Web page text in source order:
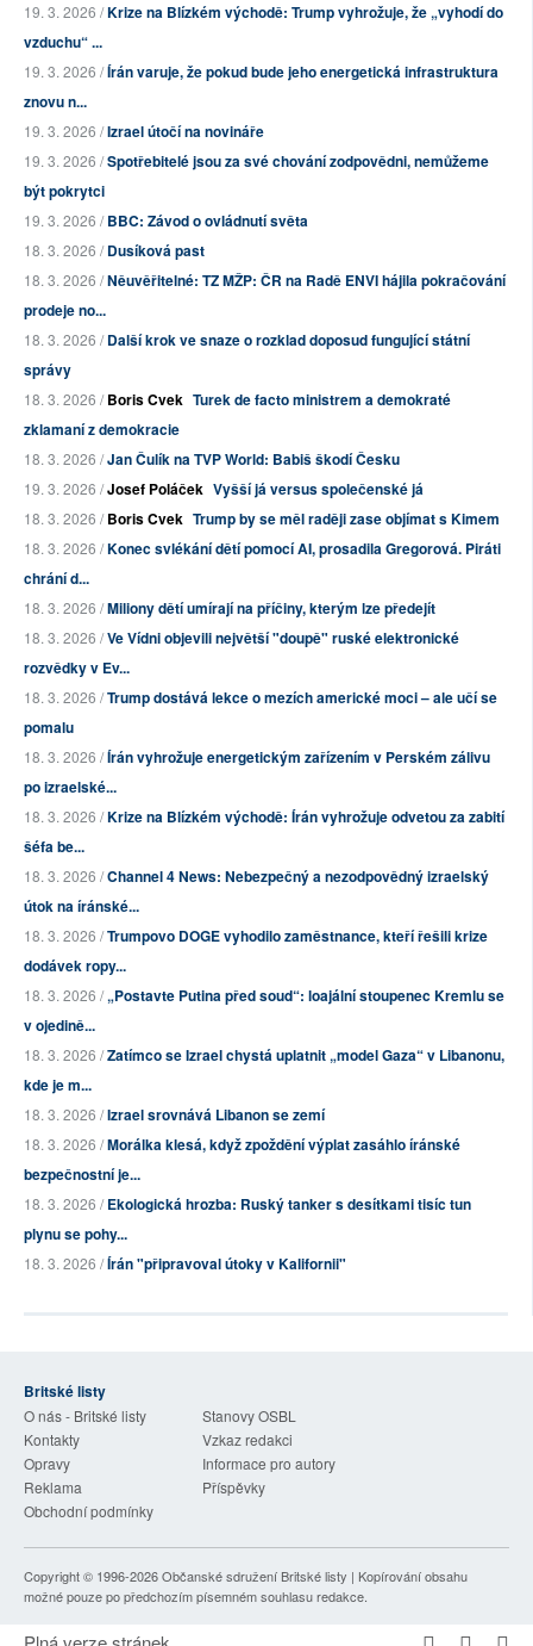
19. 3. 2026 /Krize na Blízkém východě: Trump vyhrožuje, že „vyhodí do
vzduchu“ ...
19. 3. 2026 /Írán varuje, že pokud bude jeho energetická infrastruktura
znovu n...
19. 3. 2026 /Izrael útočí na novináře
19. 3. 2026 /Spotřebitelé jsou za své chování zodpovědni, nemůžeme
být pokrytci
19. 3. 2026 /BBC: Závod o ovládnutí světa
18. 3. 2026 /Dusíková past
18. 3. 2026 /Něuvěřitelné: TZ MŽP: ČR na Radě ENVI hájila pokračování
prodeje no...
18. 3. 2026 /Další krok ve snaze o rozklad doposud fungující státní
správy
18. 3. 2026 /Boris Cvek Turek de facto ministrem a demokraté
zklamaní z demokracie
18. 3. 2026 /Jan Čulík na TVP World: Babiš škodí Česku
19. 3. 2026 /Josef Poláček Vyšší já versus společenské já
18. 3. 2026 /Boris Cvek Trump by se měl raději zase objímat s Kimem
18. 3. 2026 /Konec svlékání dětí pomocí AI, prosadila Gregorová. Piráti
chrání d...
18. 3. 2026 /Miliony dětí umírají na příčiny, kterým lze předejít
18. 3. 2026 /Ve Vídni objevili největší "doupě" ruské elektronické
rozvědky v Ev...
18. 3. 2026 /Trump dostává lekce o mezích americké moci – ale učí se
pomalu
18. 3. 2026 /Írán vyhrožuje energetickým zařízením v Perském zálivu
po izraelské...
18. 3. 2026 /Krize na Blízkém východě: Írán vyhrožuje odvetou za zabití
šéfa be...
18. 3. 2026 /Channel 4 News: Nebezpečný a nezodpovědný izraelský
útok na íránské...
18. 3. 2026 /Trumpovo DOGE vyhodilo zaměstnance, kteří řešili krize
dodávek ropy...
18. 3. 2026 /„Postavte Putina před soud“: loajální stoupenec Kremlu se
v ojedině...
18. 3. 2026 /Zatímco se Izrael chystá uplatnit „model Gaza“ v Libanonu,
kde je m...
18. 3. 2026 /Izrael srovnává Libanon se zemí
18. 3. 2026 /Morálka klesá, když zpoždění výplat zasáhlo íránské
bezpečnostní je...
18. 3. 2026 /Ekologická hrozba: Ruský tanker s desítkami tisíc tun
plynu se pohy...
18. 3. 2026 /Írán "připravoval útoky v Kalifornii"
Britské listy
O nás - Britské listy
Stanovy OSBL
Kontakty
Vzkaz redakci
Opravy
Informace pro autory
Reklama
Příspěvky
Obchodní podmínky
Copyright © 1996-2026Občanské sdružení Britské listy | Kopírování obsahu
možné pouze po předchozím písemném souhlasu redakce.